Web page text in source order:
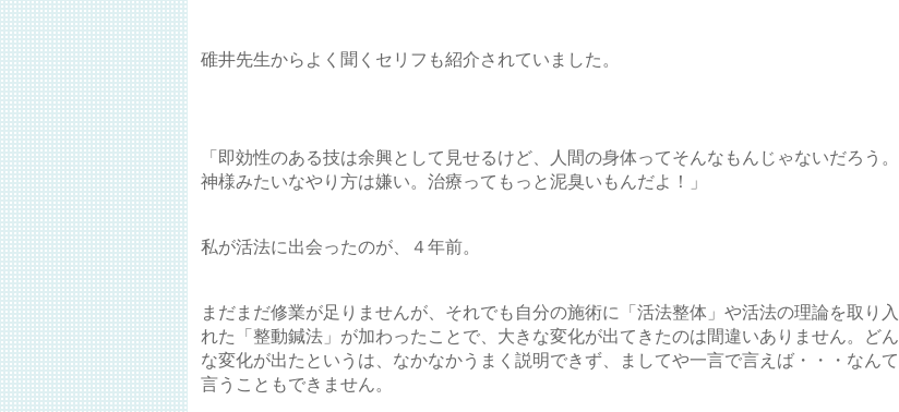
碓井先生からよく聞くセリフも紹介されていました。
「即効性のある技は余興として見せるけど、人間の身体ってそんなもんじゃないだろう。
神様みたいなやり方は嫌い。治療ってもっと泥臭いもんだよ！」
私が活法に出会ったのが、４年前。
まだまだ修業が足りませんが、それでも自分の施術に「活法整体」や活法の理論を取り入
れた「整動鍼法」が加わったことで、大きな変化が出てきたのは間違いありません。どん
な変化が出たというは、なかなかうまく説明できず、ましてや一言で言えば・・・なんて
言うこともできません。